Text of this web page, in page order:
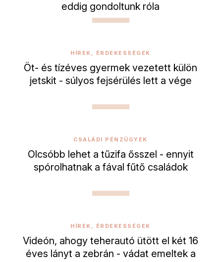
eddig gondoltunk róla
HÍREK, ÉRDEKESSÉGEK
Öt- és tízéves gyermek vezetett külön
jetskit - súlyos fejsérülés lett a vége
CSALÁDI PÉNZÜGYEK
Olcsóbb lehet a tűzifa ősszel - ennyit
spórolhatnak a fával fűtő családok
HÍREK, ÉRDEKESSÉGEK
Videón, ahogy teherautó ütött el két 16
éves lányt a zebrán - vádat emeltek a